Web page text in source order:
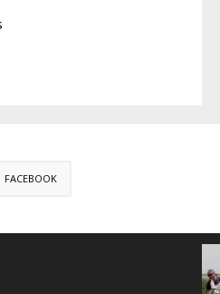
FACEBOOK